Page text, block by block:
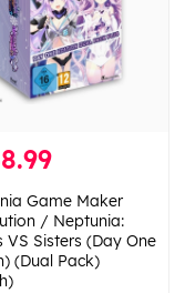
Game Maker
/ Neptunia:
VS Sisters (Day One
(Dual Pack)